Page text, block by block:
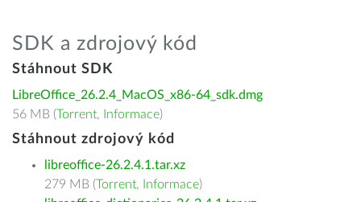
SDK a zdrojový kód
Stáhnout SDK
LibreOffice_26.2.4_MacOS_x86-64_sdk.dmg
56 MB (Torrent, Informace)
Stáhnout zdrojový kód
libreoffice-26.2.4.1.tar.xz
279 MB (Torrent, Informace)